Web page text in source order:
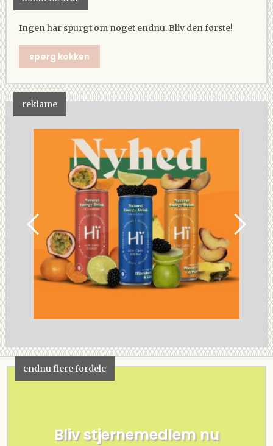
Ingen har spurgt om noget endnu. Bliv den første!
spørg kokken
reklame
endnu flere fordele
Bliv stjernemedlem nu